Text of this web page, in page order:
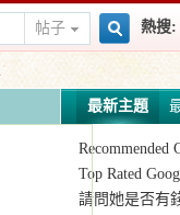
帖子
搜
索
熱搜:
最新主題
Recommended
Top Rated
請問她是否有